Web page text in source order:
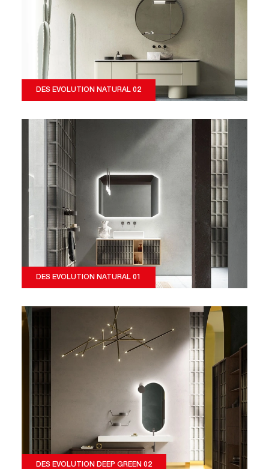
DES EVOLUTION NATURAL 02
DES EVOLUTION NATURAL 01
DES EVOLUTION DEEP GREEN 02